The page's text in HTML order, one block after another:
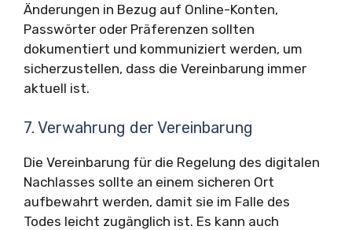
Änderungen in Bezug auf Online-Konten,
Passwörter oder Präferenzen sollten
dokumentiert und kommuniziert werden, um
sicherzustellen, dass die Vereinbarung immer
aktuell ist.
7. Verwahrung der Vereinbarung
Die Vereinbarung für die Regelung des digitalen
Nachlasses sollte an einem sicheren Ort
aufbewahrt werden, damit sie im Falle des
Todes leicht zugänglich ist. Es kann auch